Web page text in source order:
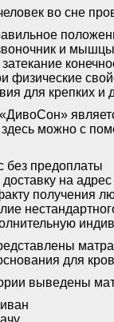
во сне
и мышцы
физические
для крепких и
здесь можно с
без предоплаты
доставку на
получения
для
выведены